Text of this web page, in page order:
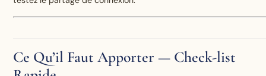
Ce Qu’il Faut Apporter — Check-list